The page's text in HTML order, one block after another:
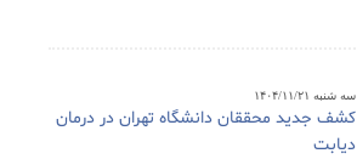
سه شنبه ۱۴۰۴/۱۱/۲۱
کشف جدید محققان دانشگاه تهران در درمان
دیابت